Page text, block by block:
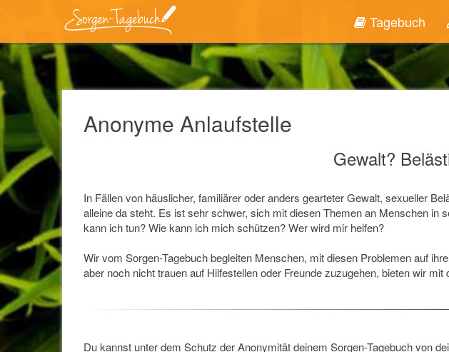
Tagebuch
Anonyme Anlaufstelle
Gewalt?
In Fällen von häuslicher, familiärer oder anders gearteter Gewalt, sexueller
alleine da steht. Es ist sehr schwer, sich mit diesen Themen an Menschen
kann ich tun? Wie kann ich mich schützen? Wer wird mir helfen?
Wir vom Sorgen-Tagebuch begleiten Menschen, mit diesen Problemen auf
aber noch nicht trauen auf Hilfestellen oder Freunde zuzugehen, bieten wir
Du kannst unter dem Schutz der Anonymität deinem Sorgen-Tagebuch von